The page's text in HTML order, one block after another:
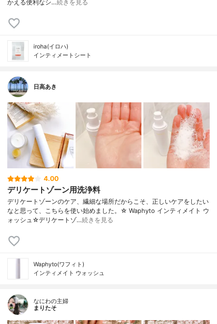
かえる便利なシ…続きを見る
iroha(イロハ)
インティメートシート
日高あき
4.00
デリケートゾーン用洗浄料
デリケートゾーンのケア、繊細な場所だからこそ、正しいケアをしたい
なと思って、こちらを使い始めました。☆ Waphyto インティメイト ウ
ォッシュ☆デリケートゾ…続きを見る
Waphyto(ワフィト)
インティメイト ウォッシュ
なにわの主婦
まりたそ